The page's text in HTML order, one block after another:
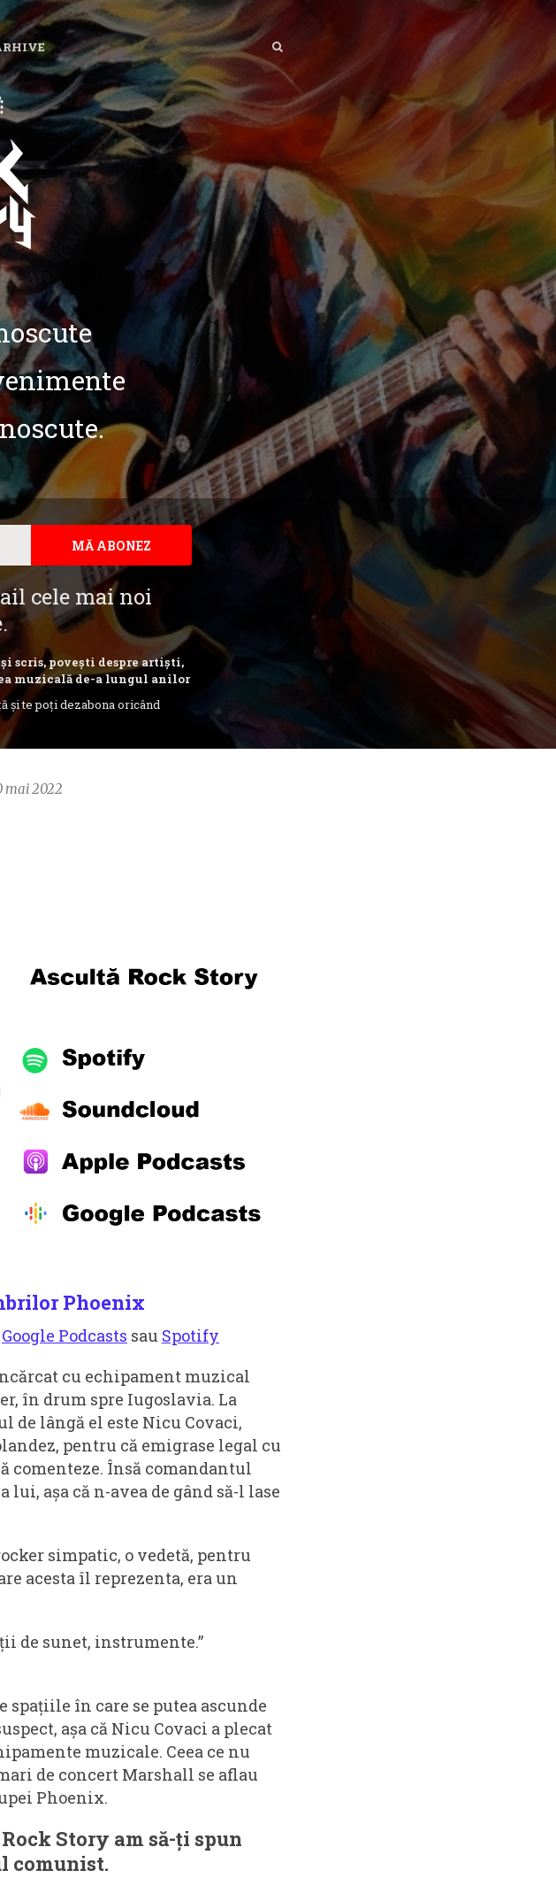
SEARCH
MĂ ABONEZ
cele mai noi
scris, povești despre artiști,
muzicală de-a lungul anilor
și te poți dezabona oricând
mai 2022
Phoenix
Google Podcasts sau Spotify
cu echipament muzical
în drum spre Iugoslavia. La
de lângă el este Nicu Covaci,
pentru că emigrase legal cu
comenteze. Însă comandantul
așa că n-avea de gând să-l lase
simpatic, o vedetă, pentru
acesta îl reprezenta, era un
de sunet, instrumente.”
spațiile în care se putea ascunde
așa că Nicu Covaci a plecat
muzicale. Ceea ce nu
de concert Marshall se aflau
Phoenix.
Story am să-ți spun
comunist.